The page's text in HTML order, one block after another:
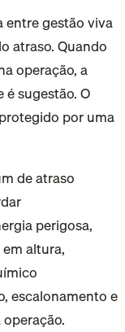
entre gestão viva
atraso. Quando
operação, a
sugestão. O
por uma
de atraso
perigosa,
altura,
escalonamento e